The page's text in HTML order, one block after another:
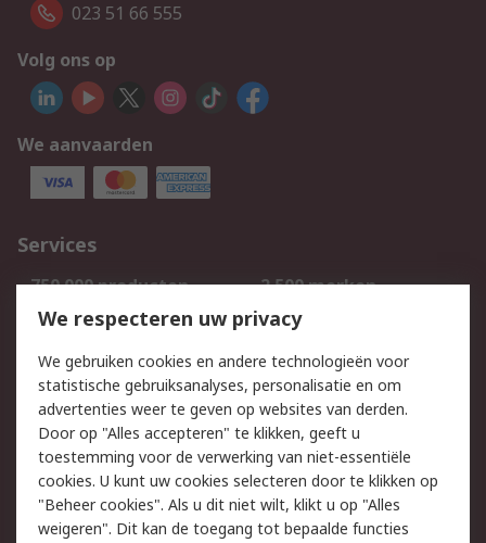
023 51 66 555
Volg ons op
We aanvaarden
Services
750.000 producten
2.500 merken
Bestellen
Inkoopoplossingen
Track & Trace
Wettelijk
Cookiebeleid
Email veiligheid
Privacybeleid
Websitevoorwaarden
Algemene
We respecteren uw privacy
We gebruiken cookies en andere technologieën voor
statistische gebruiksanalyses, personalisatie en om
advertenties weer te geven op websites van derden.
Door op "Alles accepteren" te klikken, geeft u
toestemming voor de verwerking van niet-essentiële
cookies. U kunt uw cookies selecteren door te klikken op
"Beheer cookies". Als u dit niet wilt, klikt u op "Alles
weigeren". Dit kan de toegang tot bepaalde functies